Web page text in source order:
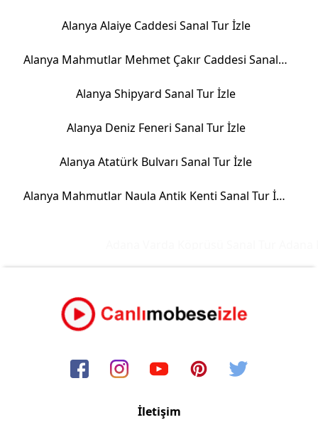
Alanya Alaiye Caddesi Sanal Tur İzle
Alanya Mahmutlar Mehmet Çakır Caddesi Sanal Tur İzle
Alanya Shipyard Sanal Tur İzle
Alanya Deniz Feneri Sanal Tur İzle
Alanya Atatürk Bulvarı Sanal Tur İzle
Alanya Mahmutlar Naula Antik Kenti Sanal Tur İzle
İletişim